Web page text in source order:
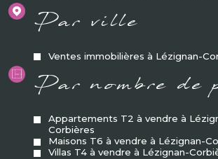
Par ville
Ventes immobilières à Lézignan-
Par nombre de
Appartements T2 à vendre à
Corbières
Maisons T6 à vendre à Lézignan-
Villas T4 à vendre à Lézignan-